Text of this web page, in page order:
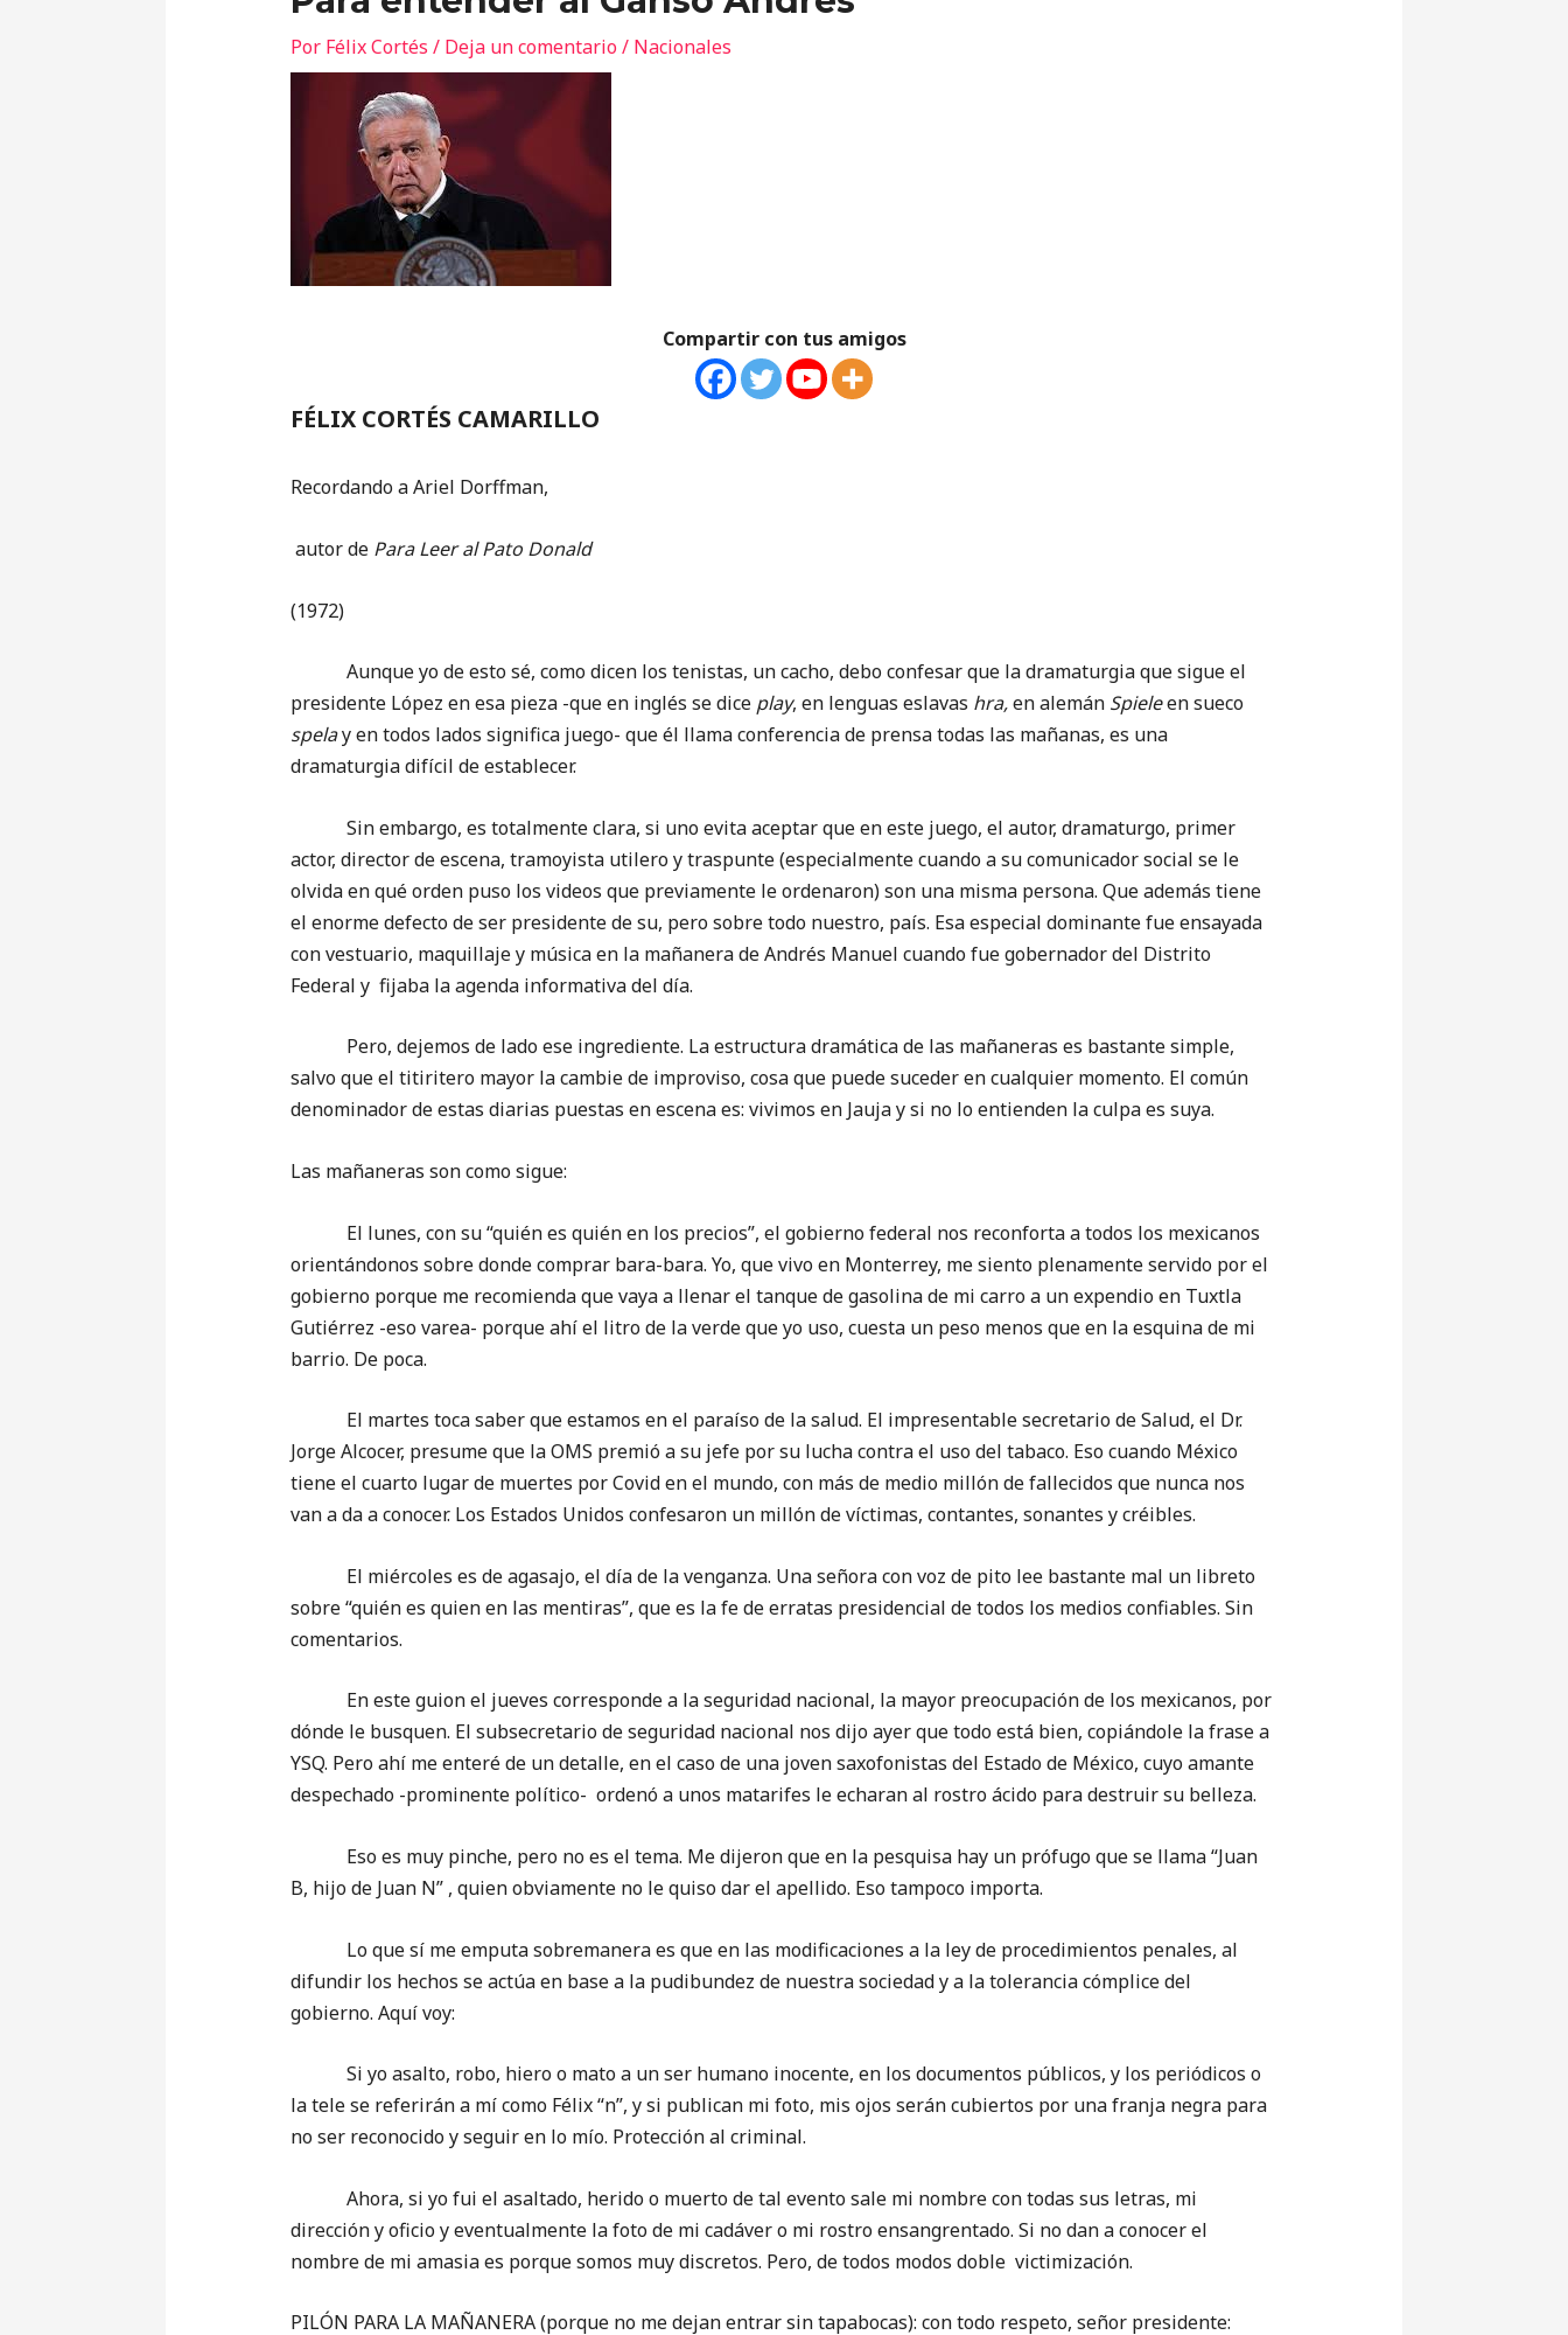
Por Félix Cortés / Deja un comentario/ Nacionales
Compartir con tus amigos
FÉLIX CORTÉS CAMARILLO
Recordando a Ariel Dorffman,
autor de Para Leer al Pato Donald
(1972)
Aunque yo de esto sé, como dicen los tenistas, un cacho, debo confesar que la dramaturgia que sigue el
presidente López en esa pieza -que en inglés se dice play, en lenguas eslavas hra,en alemán Spieleen sueco
spelay en todos lados significa juego- que él llama conferencia de prensa todas las mañanas, es una
dramaturgia difícil de establecer.
Sin embargo, es totalmente clara, si uno evita aceptar que en este juego, el autor, dramaturgo, primer
actor, director de escena, tramoyista utilero y traspunte (especialmente cuando a su comunicador social se le
olvida en qué orden puso los videos que previamente le ordenaron) son una misma persona. Que además tiene
el enorme defecto de ser presidente de su, pero sobre todo nuestro, país. Esa especial dominante fue ensayada
con vestuario, maquillaje y música en la mañanera de Andrés Manuel cuando fue gobernador del Distrito
Federal y fijaba la agenda informativa del día.
Pero, dejemos de lado ese ingrediente. La estructura dramática de las mañaneras es bastante simple,
salvo que el titiritero mayor la cambie de improviso, cosa que puede suceder en cualquier momento. El común
denominador de estas diarias puestas en escena es: vivimos en Jauja y si no lo entienden la culpa es suya.
Las mañaneras son como sigue:
El lunes, con su “quién es quién en los precios”, el gobierno federal nos reconforta a todos los mexicanos
orientándonos sobre donde comprar bara-bara. Yo, que vivo en Monterrey, me siento plenamente servido por el
gobierno porque me recomienda que vaya a llenar el tanque de gasolina de mi carro a un expendio en Tuxtla
Gutiérrez -eso varea- porque ahí el litro de la verde que yo uso, cuesta un peso menos que en la esquina de mi
barrio. De poca.
El martes toca saber que estamos en el paraíso de la salud. El impresentable secretario de Salud, el Dr.
Jorge Alcocer, presume que la OMS premió a su jefe por su lucha contra el uso del tabaco. Eso cuando México
tiene el cuarto lugar de muertes por Covid en el mundo, con más de medio millón de fallecidos que nunca nos
van a da a conocer. Los Estados Unidos confesaron un millón de víctimas, contantes, sonantes y créibles.
El miércoles es de agasajo, el día de la venganza. Una señora con voz de pito lee bastante mal un libreto
sobre “quién es quien en las mentiras”, que es la fe de erratas presidencial de todos los medios confiables. Sin
comentarios.
En este guion el jueves corresponde a la seguridad nacional, la mayor preocupación de los mexicanos, por
dónde le busquen. El subsecretario de seguridad nacional nos dijo ayer que todo está bien, copiándole la frase a
YSQ. Pero ahí me enteré de un detalle, en el caso de una joven saxofonistas del Estado de México, cuyo amante
despechado -prominente político- ordenó a unos matarifes le echaran al rostro ácido para destruir su belleza.
Eso es muy pinche, pero no es el tema. Me dijeron que en la pesquisa hay un prófugo que se llama “Juan
B, hijo de Juan N” , quien obviamente no le quiso dar el apellido. Eso tampoco importa.
Lo que sí me emputa sobremanera es que en las modificaciones a la ley de procedimientos penales, al
difundir los hechos se actúa en base a la pudibundez de nuestra sociedad y a la tolerancia cómplice del
gobierno. Aquí voy:
Si yo asalto, robo, hiero o mato a un ser humano inocente, en los documentos públicos, y los periódicos o
la tele se referirán a mí como Félix “n”, y si publican mi foto, mis ojos serán cubiertos por una franja negra para
no ser reconocido y seguir en lo mío. Protección al criminal.
Ahora, si yo fui el asaltado, herido o muerto de tal evento sale mi nombre con todas sus letras, mi
dirección y oficio y eventualmente la foto de mi cadáver o mi rostro ensangrentado. Si no dan a conocer el
nombre de mi amasia es porque somos muy discretos. Pero, de todos modos doble victimización.
PILÓN PARA LA MAÑANERA (porque no me dejan entrar sin tapabocas): con todo respeto, señor presidente: